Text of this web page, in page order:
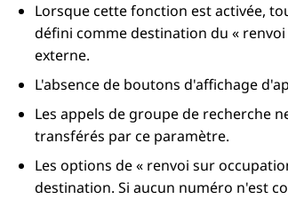
Lorsque cette fonction est activée,
défini comme destination du «
externe.
L'absence de boutons d'affichage
Les appels de groupe de recherche
transférés par ce paramètre.
Les options de « renvoi sur
destination. Si aucun numéro n'est